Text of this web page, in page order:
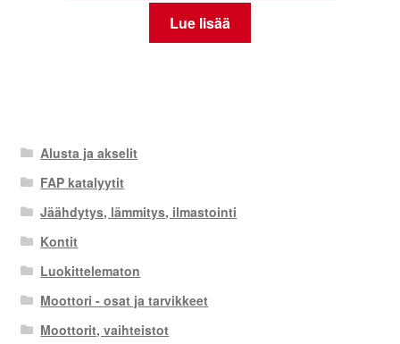
Lue lisää
Alusta ja akselit
FAP katalyytit
Jäähdytys, lämmitys, ilmastointi
Kontit
Luokittelematon
Moottori - osat ja tarvikkeet
Moottorit, vaihteistot